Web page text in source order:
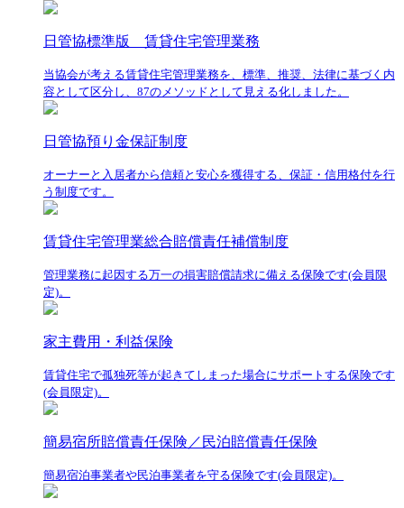
日管協標準版 賃貸住宅管理業務
当協会が考える賃貸住宅管理業務を、標準、推奨、法律に基づく内
容として区分し、87のメソッドとして見える化しました。
日管協預り金保証制度
オーナーと入居者から信頼と安心を獲得する、保証・信用格付を行
う制度です。
賃貸住宅管理業総合賠償責任補償制度
管理業務に起因する万一の損害賠償請求に備える保険です(会員限
定)。
家主費用・利益保険
賃貸住宅で孤独死等が起きてしまった場合にサポートする保険です
(会員限定)。
簡易宿所賠償責任保険／民泊賠償責任保険
簡易宿泊事業者や民泊事業者を守る保険です(会員限定)。